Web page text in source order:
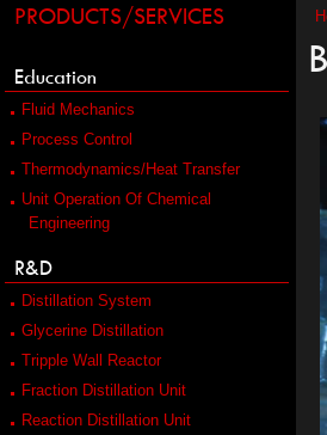
PRODUCTS/SERVICES
Education
Fluid Mechanics
Process Control
Thermodynamics/Heat Transfer
Unit Operation Of Chemical
Engineering
R&D
Distillation System
Glycerine Distillation
Tripple Wall Reactor
Fraction Distillation Unit
Reaction Distillation Unit